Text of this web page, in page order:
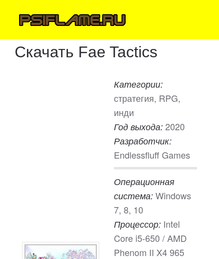
Скачать Fae Tactics
Категории:
стратегия, RPG,
инди
Год выхода: 2020
Разработчик:
Endlessfluff Games
Операционная
система: Windows
7, 8, 10
Процессор: Intel
Core i5-650 / AMD
Phenom II X4 965